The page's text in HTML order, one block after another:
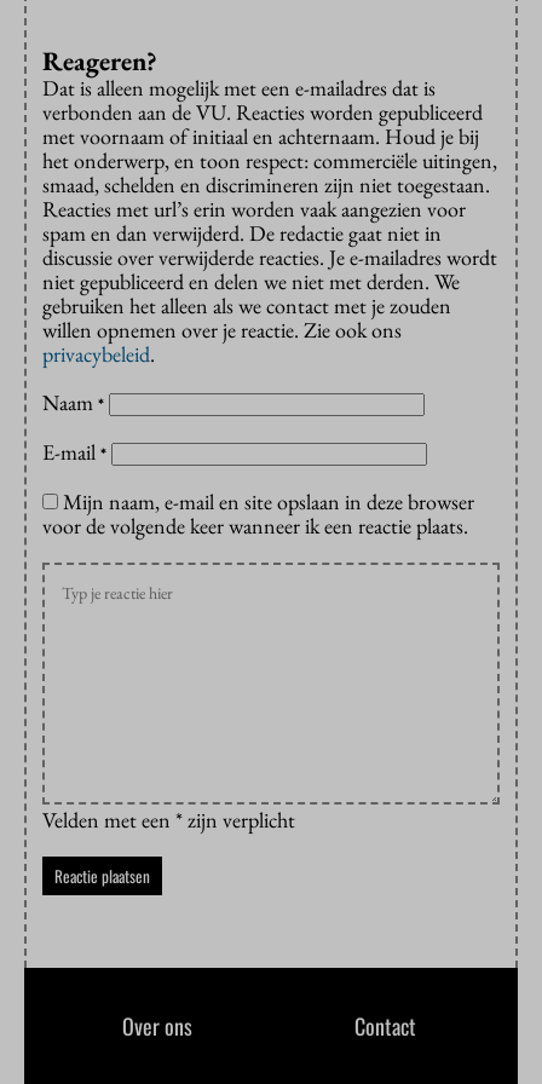
Reageren?
Dat is alleen mogelijk met een e-mailadres dat is
verbonden aan de VU. Reacties worden gepubliceerd
met voornaam of initiaal en achternaam. Houd je bij
het onderwerp, en toon respect: commerciële uitingen,
smaad, schelden en discrimineren zijn niet toegestaan.
Reacties met url’s erin worden vaak aangezien voor
spam en dan verwijderd. De redactie gaat niet in
discussie over verwijderde reacties. Je e-mailadres wordt
niet gepubliceerd en delen we niet met derden. We
gebruiken het alleen als we contact met je zouden
willen opnemen over je reactie. Zie ook ons
privacybeleid.
Naam *
E-mail *
Mijn naam, e-mail en site opslaan in deze browser
voor de volgende keer wanneer ik een reactie plaats.
Velden met een * zijn verplicht
Over ons Contact